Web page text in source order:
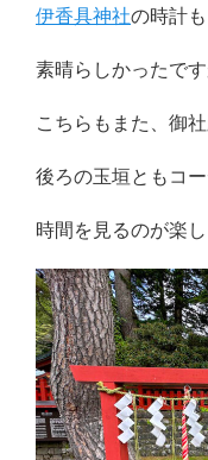
伊香具神社の時計も
素晴らしかったです
こちらもまた、御社
後ろの玉垣ともコ
時間を見るのが楽